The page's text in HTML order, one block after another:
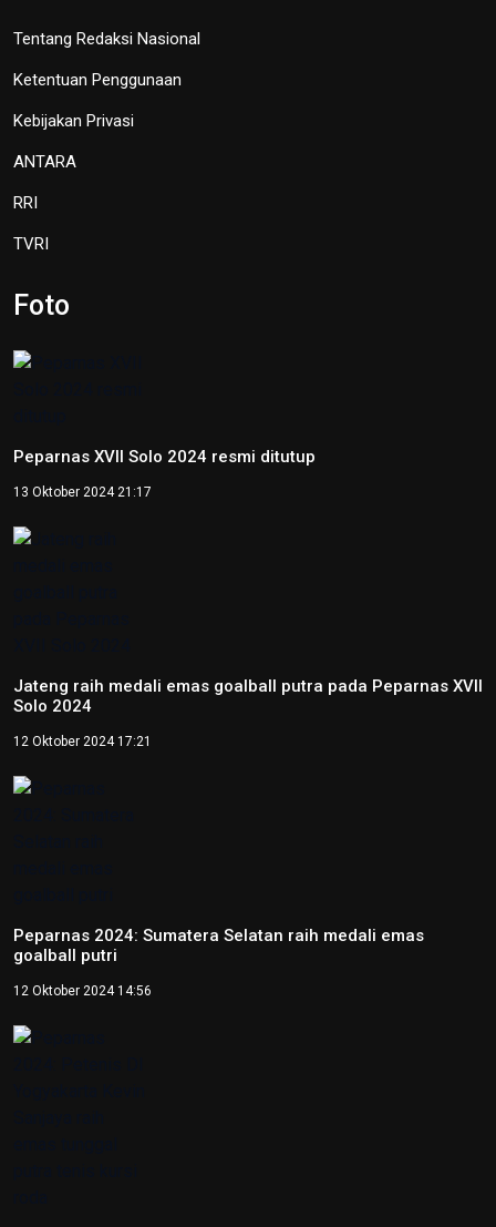
Tentang Redaksi Nasional
Ketentuan Penggunaan
Kebijakan Privasi
ANTARA
RRI
TVRI
Foto
Peparnas XVII Solo 2024 resmi ditutup
13 Oktober 2024 21:17
Jateng raih medali emas goalball putra pada Peparnas XVII
Solo 2024
12 Oktober 2024 17:21
Peparnas 2024: Sumatera Selatan raih medali emas
goalball putri
12 Oktober 2024 14:56